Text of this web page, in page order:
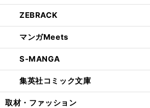
ZEBRACK
マンガMeets
S-MANGA
集英社コミック文庫
取材・ファッション